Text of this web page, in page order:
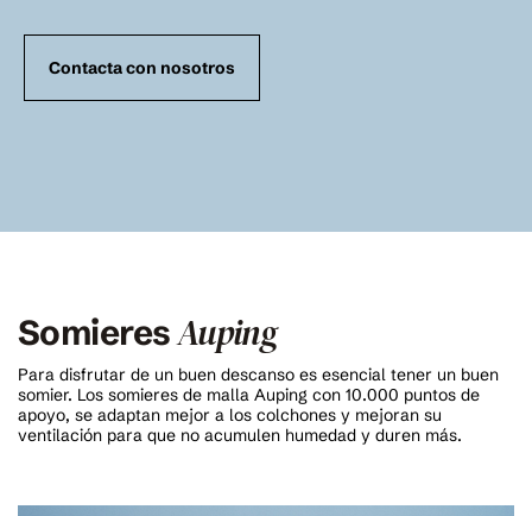
Contacta con nosotros
SomieresAuping
Para disfrutar de un buen descanso es esencial tener un buen
somier. Los somieres de malla Auping con 10.000 puntos de
apoyo, se adaptan mejor a los colchones y mejoran su
ventilación para que no acumulen humedad y duren más.